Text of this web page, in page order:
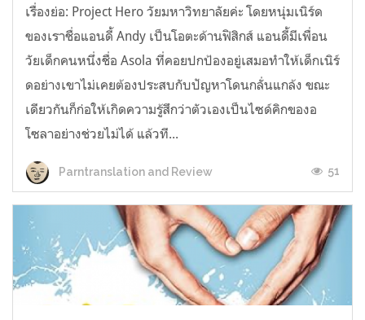
เรื่องย่อ: Project Hero วัยมหาวิทยาลัยค่ะ โดยหนุ่มเนิร์ด
ของเราชื่อแอนดี้ Andy เป็นโอตะด้านฟิสิกส์ แอนดี้มีเพื่อน
วัยเด็กคนหนึ่งชื่อ Asola ที่คอยปกป้องอยู่เสมอทำให้เด็กเนิร์
ดอย่างเขาไม่เคยต้องประสบกับปัญหาโดนกลั่นแกล้ง ขณะ
เดียวกันก็ก่อให้เกิดความรู้สึกว่าตัวเองเป็นไซด์คิกของอ
โซลาอย่างช่วยไม่ได้ แล้วที...
Parntranslation and Review 51